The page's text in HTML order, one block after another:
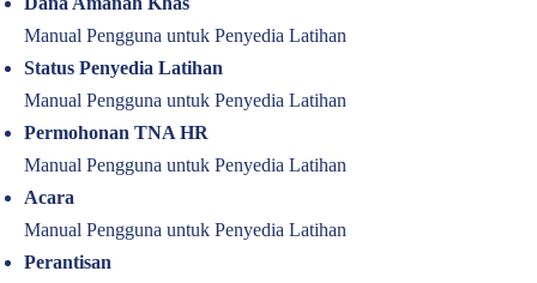
Manual Pengguna untuk Penyedia Latihan
Status Penyedia Latihan
Manual Pengguna untuk Penyedia Latihan
Permohonan TNA HR
Manual Pengguna untuk Penyedia Latihan
Acara
Manual Pengguna untuk Penyedia Latihan
Perantisan